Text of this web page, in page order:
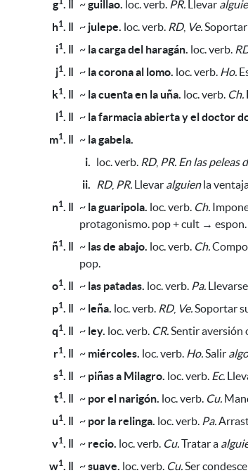
g . ǁ ~guillao. loc. verb. PR. Llevar
h1. ǁ ~ julepe. loc. verb. RD, Ve.
i1. ǁ ~ la carga del haragán. loc. verb.
j1. ǁ ~ la corona al lomo. loc. verb. Ho.
k1. ǁ ~ la cuenta en la uña. loc. verb. Ch.
l1. ǁ ~ la farmacia abierta y el doctor
m1. ǁ ~ la gabela.
i. loc. verb. RD, PR. En las peleas
ii.
RD, PR. Llevar alguienla
n1. ǁ ~ la guaripola. loc. verb. Ch.
protagonismo. pop + cult → espon.
ñ1. ǁ ~ las de abajo. loc. verb. Ch.
pop.
o1. ǁ ~ las patadas. loc. verb. Pa.
p1. ǁ ~ leña. loc. verb. RD, Ve.Soportar
q1. ǁ ~ ley. loc. verb. CR.Sentir aversión
r1. ǁ ~ miércoles. loc. verb. Ho.Salir algo
s1. ǁ ~ piñas a Milagro. loc. verb. Ec.
t1. ǁ ~ por el narigón. loc. verb. Cu.
u1. ǁ ~ por la relinga. loc. verb. Pa.
v1. ǁ ~ recio. loc. verb. Cu.Tratar a
w1. ǁ ~suave. loc. verb. Cu.Ser